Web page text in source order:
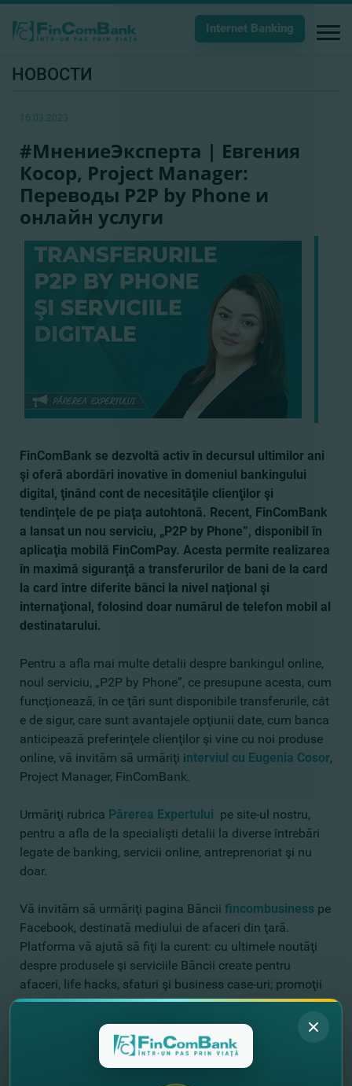
Internet Banking
НОВОСТИ
16.03.2023
#МнениеЭксперта | Евгения
Косор, Project Manager:
Переводы P2P by Phone и
онлайн услуги
FinComBank se dezvoltă activ în decursul ultimilor ani
şi oferă abordări inovative în domeniul bankingului
digital, ţinând cont de necesităţile clienţilor şi
tendinţele de pe piaţa autohtonă. Recent, FinComBank
a lansat un nou serviciu, „P2P by Phone”, disponibil în
aplicaţia mobilă FinComPay. Acesta permite realizarea
în maximă siguranţă a transferurilor de bani de la card
la card între diferite bănci la nivel naţional şi
internaţional, folosind doar numărul de telefon mobil al
destinatarului.
Pentru a afla mai multe detalii despre bankingul online,
noul serviciu, „P2P by Phone”, ce presupune acesta, cum
funcţionează, în ce ţări sunt disponibile transferurile, cât
e de sigur, care sunt avantajele opţiunii date, cum banca
anticipează preferinţele clienţilor şi vine cu noi produse
online, vă invităm să urmăriţi interviul cu Eugenia Cosor,
Project Manager, FinComBank.
Urmăriţi rubrica Părerea Expertului pe site-ul nostru,
pentru a afla de la specialişti detalii la diverse întrebări
legate de banking, servicii online, antreprenoriat şi nu
doar.
Vă invităm să urmăriţi pagina Băncii fincombusiness pe
Facebook, destinată mediului de afaceri din ţară.
Platforma vă ajută să fiţi la curent: cu ultimele noutăţi
despre produsele şi serviciile Băncii create pentru
afaceri, life hacks, sfaturi şi business case-uri; promoţii
şi oferte speciale; interviuri cu experţii; afaceri de succes
ale antreprenorilor din Moldova şi multe altele.